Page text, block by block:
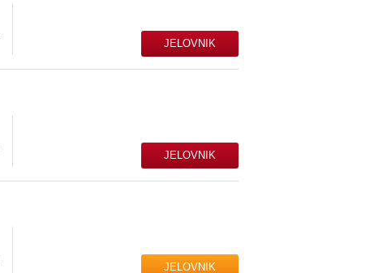
JELOVNIK
JELOVNIK
JELOVNIK